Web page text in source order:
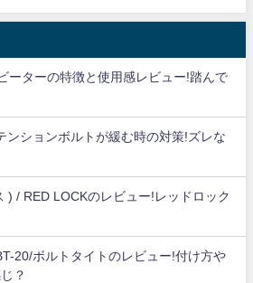
ーターの特徴と使用感レビュー!踏んで
ンションボルトが緩む時の対策!ズレな
) / RED LOCKのレビュー!レッドロック
20/ボルトタイトのレビュー!付け方や
？